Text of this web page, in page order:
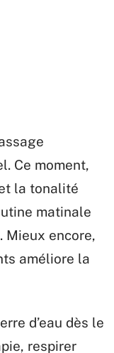
Ce moment,
la tonalité
matinale
Mieux encore,
améliore la
d’eau dès le
respirer